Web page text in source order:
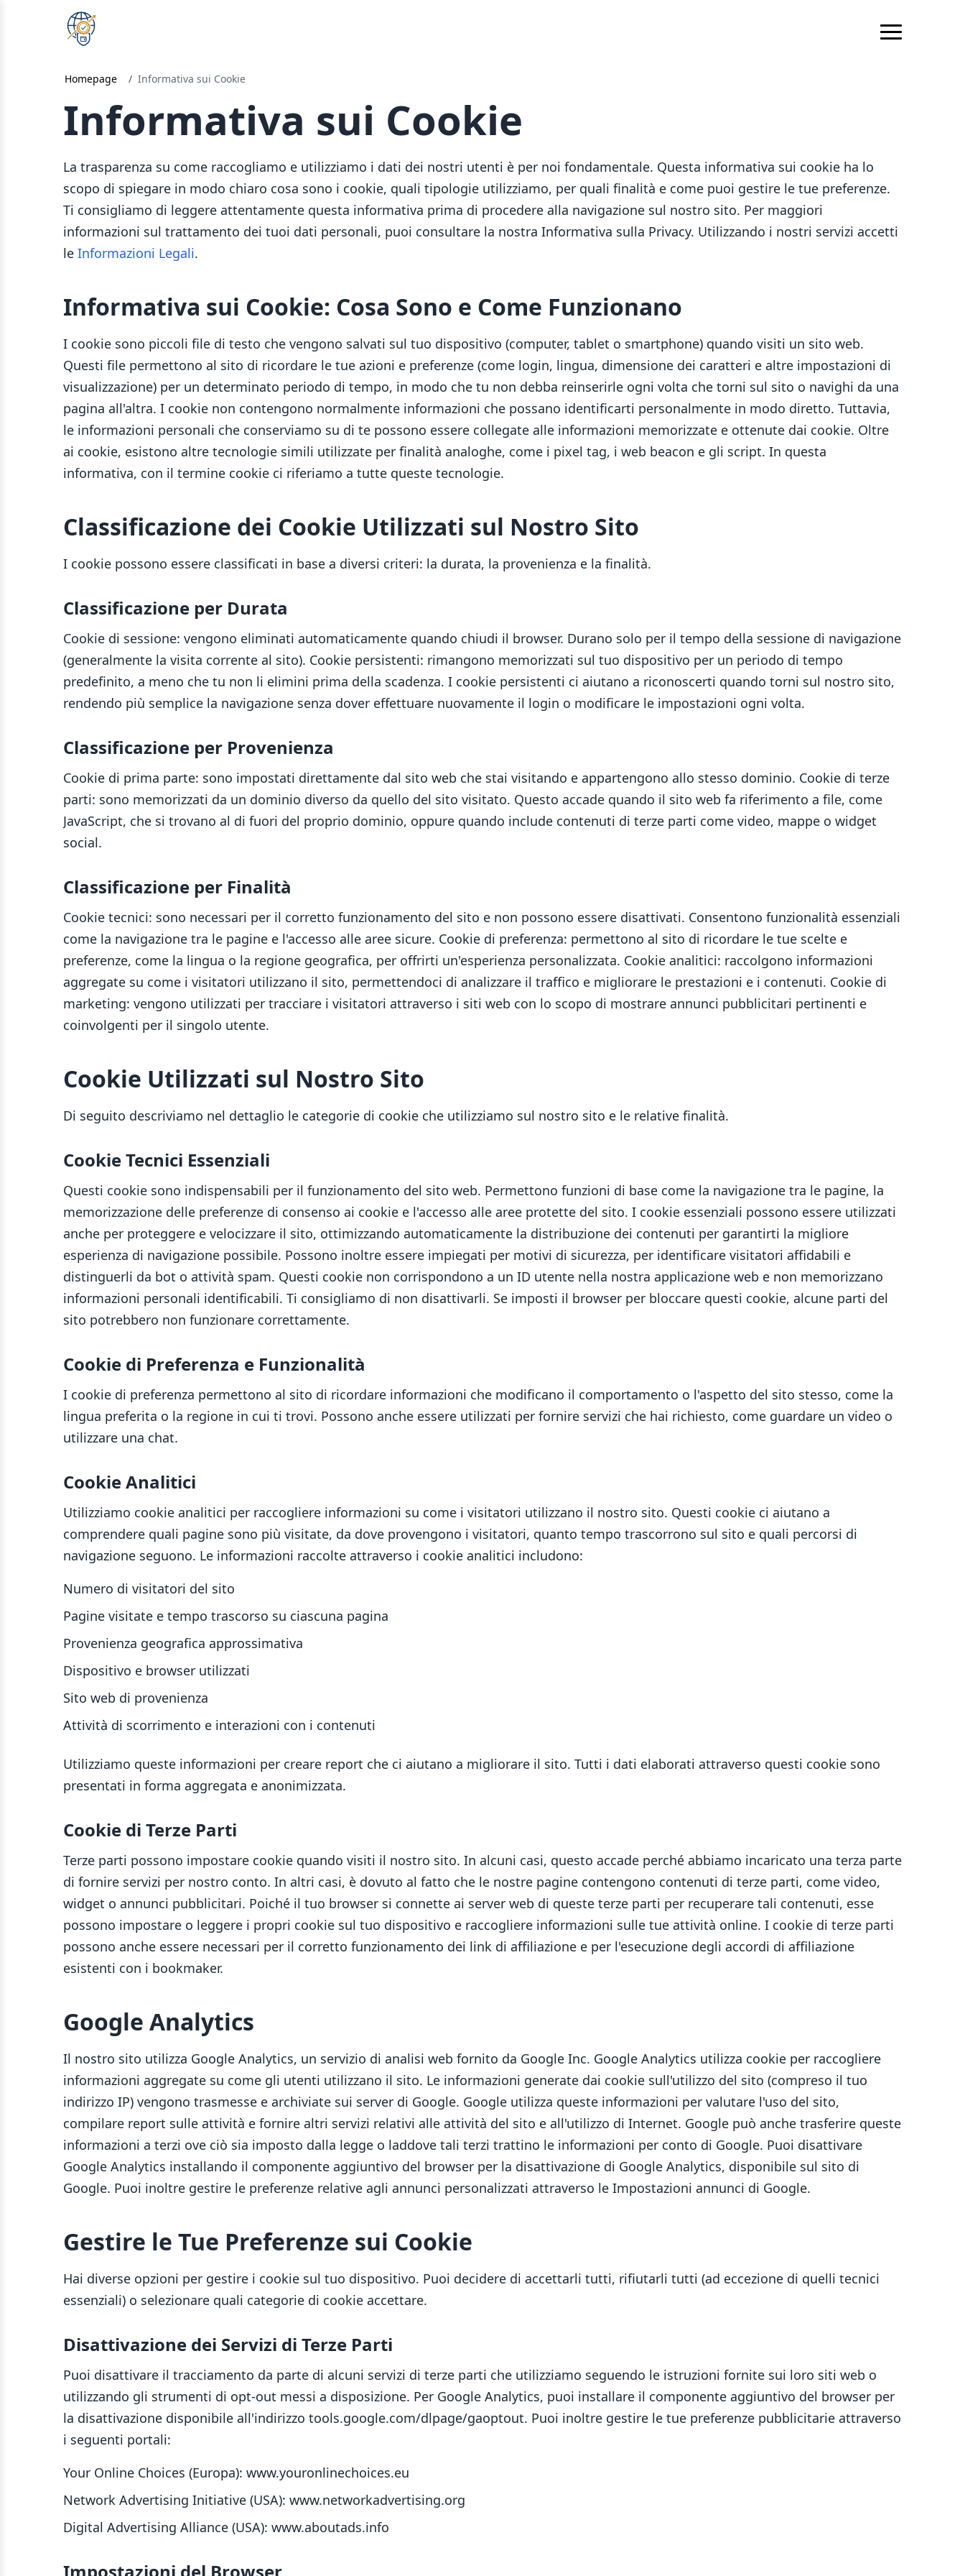
Homepage / Informativa sui Cookie
Informativa sui Cookie
La trasparenza su come raccogliamo e utilizziamo i dati dei nostri utenti è per noi fondamentale. Questa informativa sui cookie ha lo
scopo di spiegare in modo chiaro cosa sono i cookie, quali tipologie utilizziamo, per quali finalità e come puoi gestire le tue preferenze.
Ti consigliamo di leggere attentamente questa informativa prima di procedere alla navigazione sul nostro sito. Per maggiori
informazioni sul trattamento dei tuoi dati personali, puoi consultare la nostra Informativa sulla Privacy. Utilizzando i nostri servizi accetti
le Informazioni Legali.
Informativa sui Cookie: Cosa Sono e Come Funzionano
I cookie sono piccoli file di testo che vengono salvati sul tuo dispositivo (computer, tablet o smartphone) quando visiti un sito web.
Questi file permettono al sito di ricordare le tue azioni e preferenze (come login, lingua, dimensione dei caratteri e altre impostazioni di
visualizzazione) per un determinato periodo di tempo, in modo che tu non debba reinserirle ogni volta che torni sul sito o navighi da una
pagina all'altra. I cookie non contengono normalmente informazioni che possano identificarti personalmente in modo diretto. Tuttavia,
le informazioni personali che conserviamo su di te possono essere collegate alle informazioni memorizzate e ottenute dai cookie. Oltre
ai cookie, esistono altre tecnologie simili utilizzate per finalità analoghe, come i pixel tag, i web beacon e gli script. In questa
informativa, con il termine cookie ci riferiamo a tutte queste tecnologie.
Classificazione dei Cookie Utilizzati sul Nostro Sito
I cookie possono essere classificati in base a diversi criteri: la durata, la provenienza e la finalità.
Classificazione per Durata
Cookie di sessione: vengono eliminati automaticamente quando chiudi il browser. Durano solo per il tempo della sessione di navigazione
(generalmente la visita corrente al sito). Cookie persistenti: rimangono memorizzati sul tuo dispositivo per un periodo di tempo
predefinito, a meno che tu non li elimini prima della scadenza. I cookie persistenti ci aiutano a riconoscerti quando torni sul nostro sito,
rendendo più semplice la navigazione senza dover effettuare nuovamente il login o modificare le impostazioni ogni volta.
Classificazione per Provenienza
Cookie di prima parte: sono impostati direttamente dal sito web che stai visitando e appartengono allo stesso dominio. Cookie di terze
parti: sono memorizzati da un dominio diverso da quello del sito visitato. Questo accade quando il sito web fa riferimento a file, come
JavaScript, che si trovano al di fuori del proprio dominio, oppure quando include contenuti di terze parti come video, mappe o widget
social.
Classificazione per Finalità
Cookie tecnici: sono necessari per il corretto funzionamento del sito e non possono essere disattivati. Consentono funzionalità essenziali
come la navigazione tra le pagine e l'accesso alle aree sicure. Cookie di preferenza: permettono al sito di ricordare le tue scelte e
preferenze, come la lingua o la regione geografica, per offrirti un'esperienza personalizzata. Cookie analitici: raccolgono informazioni
aggregate su come i visitatori utilizzano il sito, permettendoci di analizzare il traffico e migliorare le prestazioni e i contenuti. Cookie di
marketing: vengono utilizzati per tracciare i visitatori attraverso i siti web con lo scopo di mostrare annunci pubblicitari pertinenti e
coinvolgenti per il singolo utente.
Cookie Utilizzati sul Nostro Sito
Di seguito descriviamo nel dettaglio le categorie di cookie che utilizziamo sul nostro sito e le relative finalità.
Cookie Tecnici Essenziali
Questi cookie sono indispensabili per il funzionamento del sito web. Permettono funzioni di base come la navigazione tra le pagine, la
memorizzazione delle preferenze di consenso ai cookie e l'accesso alle aree protette del sito. I cookie essenziali possono essere utilizzati
anche per proteggere e velocizzare il sito, ottimizzando automaticamente la distribuzione dei contenuti per garantirti la migliore
esperienza di navigazione possibile. Possono inoltre essere impiegati per motivi di sicurezza, per identificare visitatori affidabili e
distinguerli da bot o attività spam. Questi cookie non corrispondono a un ID utente nella nostra applicazione web e non memorizzano
informazioni personali identificabili. Ti consigliamo di non disattivarli. Se imposti il browser per bloccare questi cookie, alcune parti del
sito potrebbero non funzionare correttamente.
Cookie di Preferenza e Funzionalità
I cookie di preferenza permettono al sito di ricordare informazioni che modificano il comportamento o l'aspetto del sito stesso, come la
lingua preferita o la regione in cui ti trovi. Possono anche essere utilizzati per fornire servizi che hai richiesto, come guardare un video o
utilizzare una chat.
Cookie Analitici
Utilizziamo cookie analitici per raccogliere informazioni su come i visitatori utilizzano il nostro sito. Questi cookie ci aiutano a
comprendere quali pagine sono più visitate, da dove provengono i visitatori, quanto tempo trascorrono sul sito e quali percorsi di
navigazione seguono. Le informazioni raccolte attraverso i cookie analitici includono:
Numero di visitatori del sito
Pagine visitate e tempo trascorso su ciascuna pagina
Provenienza geografica approssimativa
Dispositivo e browser utilizzati
Sito web di provenienza
Attività di scorrimento e interazioni con i contenuti
Utilizziamo queste informazioni per creare report che ci aiutano a migliorare il sito. Tutti i dati elaborati attraverso questi cookie sono
presentati in forma aggregata e anonimizzata.
Cookie di Terze Parti
Terze parti possono impostare cookie quando visiti il nostro sito. In alcuni casi, questo accade perché abbiamo incaricato una terza parte
di fornire servizi per nostro conto. In altri casi, è dovuto al fatto che le nostre pagine contengono contenuti di terze parti, come video,
widget o annunci pubblicitari. Poiché il tuo browser si connette ai server web di queste terze parti per recuperare tali contenuti, esse
possono impostare o leggere i propri cookie sul tuo dispositivo e raccogliere informazioni sulle tue attività online. I cookie di terze parti
possono anche essere necessari per il corretto funzionamento dei link di affiliazione e per l'esecuzione degli accordi di affiliazione
esistenti con i bookmaker.
Google Analytics
Il nostro sito utilizza Google Analytics, un servizio di analisi web fornito da Google Inc. Google Analytics utilizza cookie per raccogliere
informazioni aggregate su come gli utenti utilizzano il sito. Le informazioni generate dai cookie sull'utilizzo del sito (compreso il tuo
indirizzo IP) vengono trasmesse e archiviate sui server di Google. Google utilizza queste informazioni per valutare l'uso del sito,
compilare report sulle attività e fornire altri servizi relativi alle attività del sito e all'utilizzo di Internet. Google può anche trasferire queste
informazioni a terzi ove ciò sia imposto dalla legge o laddove tali terzi trattino le informazioni per conto di Google. Puoi disattivare
Google Analytics installando il componente aggiuntivo del browser per la disattivazione di Google Analytics, disponibile sul sito di
Google. Puoi inoltre gestire le preferenze relative agli annunci personalizzati attraverso le Impostazioni annunci di Google.
Gestire le Tue Preferenze sui Cookie
Hai diverse opzioni per gestire i cookie sul tuo dispositivo. Puoi decidere di accettarli tutti, rifiutarli tutti (ad eccezione di quelli tecnici
essenziali) o selezionare quali categorie di cookie accettare.
Disattivazione dei Servizi di Terze Parti
Puoi disattivare il tracciamento da parte di alcuni servizi di terze parti che utilizziamo seguendo le istruzioni fornite sui loro siti web o
utilizzando gli strumenti di opt-out messi a disposizione. Per Google Analytics, puoi installare il componente aggiuntivo del browser per
la disattivazione disponibile all'indirizzo tools.google.com/dlpage/gaoptout. Puoi inoltre gestire le tue preferenze pubblicitarie attraverso
i seguenti portali:
Your Online Choices (Europa): www.youronlinechoices.eu
Network Advertising Initiative (USA): www.networkadvertising.org
Digital Advertising Alliance (USA): www.aboutads.info